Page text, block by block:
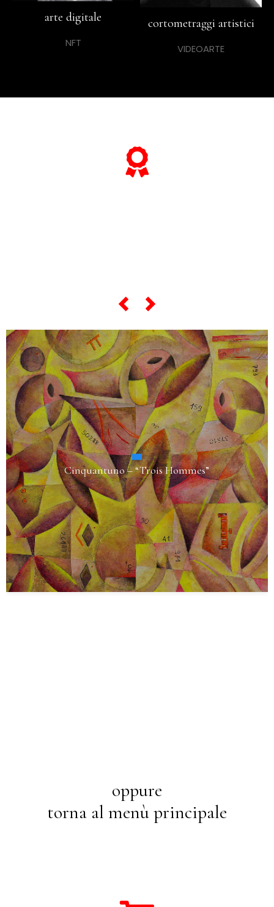
arte digitale
NFT
cortometraggi artistici
VIDEOARTE
Opera 97 – “Il Cuore della Terra” G Version
oppure
torna al menù principale